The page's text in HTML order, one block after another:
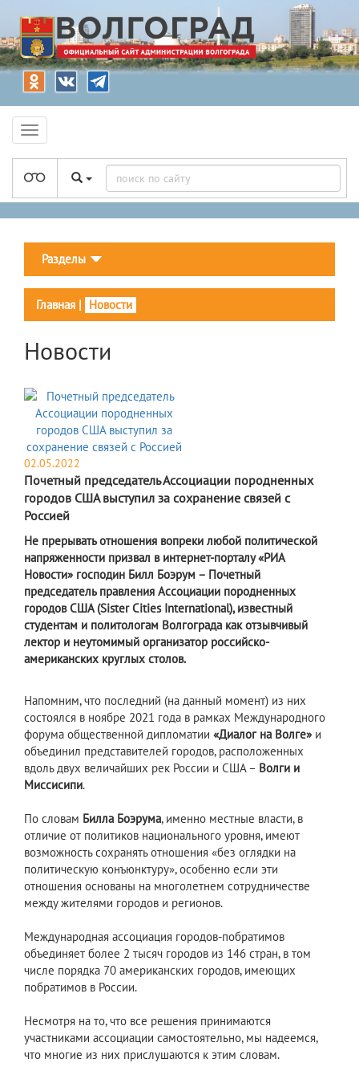
Разделы
Главная | Новости
Новости
02.05.2022
Почетный председатель Ассоциации породненных
городов США выступил за сохранение связей с
Россией
Не прерывать отношения вопреки любой политической
напряженности призвал в интернет-порталу «РИА
Новости» господин Билл Боэрум – Почетный
председатель правления Ассоциации породненных
городов США (Sister Cities International), известный
студентам и политологам Волгограда как отзывчивый
лектор и неутомимый организатор российско-
американских круглых столов.
Напомним, что последний (на данный момент) из них
состоялся в ноябре 2021 года в рамках Международного
форума общественной дипломатии «Диалог на Волге» и
объединил представителей городов, расположенных
вдоль двух величайших рек России и США – Волги и
Миссисипи.
По словам Билла Боэрума, именно местные власти, в
отличие от политиков национального уровня, имеют
возможность сохранять отношения «без оглядки на
политическую конъюнктуру», особенно если эти
отношения основаны на многолетнем сотрудничестве
между жителями городов и регионов.
Международная ассоциация городов-побратимов
объединяет более 2 тысяч городов из 146 стран, в том
числе порядка 70 американских городов, имеющих
побратимов в России.
Несмотря на то, что все решения принимаются
участниками ассоциации самостоятельно, мы надеемся,
что многие из них прислушаются к этим словам.